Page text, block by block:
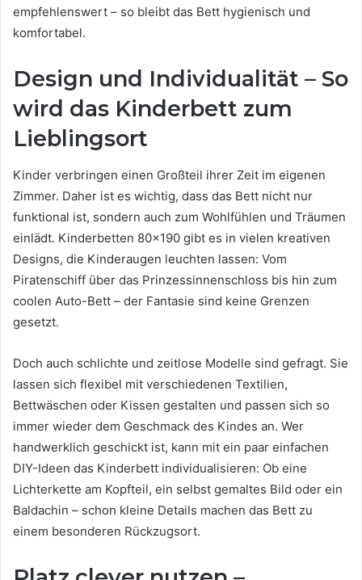
empfehlenswert – so bleibt das Bett hygienisch und
komfortabel.
Design und Individualität – So
wird das Kinderbett zum
Lieblingsort
Kinder verbringen einen Großteil ihrer Zeit im eigenen
Zimmer. Daher ist es wichtig, dass das Bett nicht nur
funktional ist, sondern auch zum Wohlfühlen und Träumen
einlädt. Kinderbetten 80×190 gibt es in vielen kreativen
Designs, die Kinderaugen leuchten lassen: Vom
Piratenschiff über das Prinzessinnenschloss bis hin zum
coolen Auto-Bett – der Fantasie sind keine Grenzen
gesetzt.
Doch auch schlichte und zeitlose Modelle sind gefragt. Sie
lassen sich flexibel mit verschiedenen Textilien,
Bettwäschen oder Kissen gestalten und passen sich so
immer wieder dem Geschmack des Kindes an. Wer
handwerklich geschickt ist, kann mit ein paar einfachen
DIY-Ideen das Kinderbett individualisieren: Ob eine
Lichterkette am Kopfteil, ein selbst gemaltes Bild oder ein
Baldachin – schon kleine Details machen das Bett zu
einem besonderen Rückzugsort.